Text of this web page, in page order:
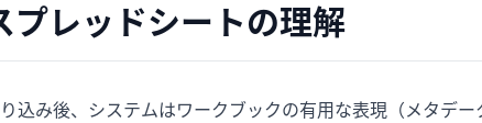
プレッドシートの理解
込み後、システムはワークブックの有用な表現（メタデー